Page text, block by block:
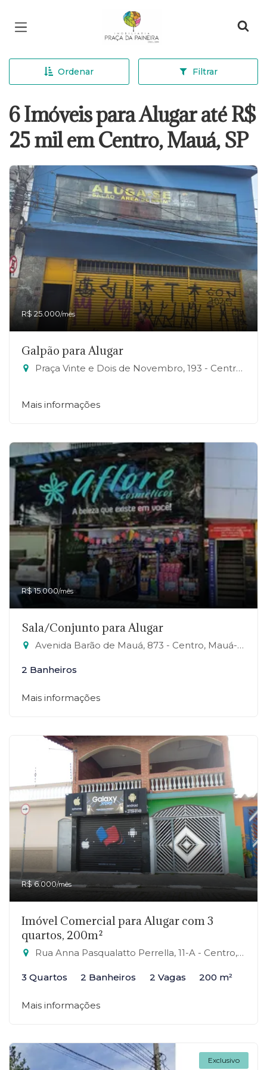
Página inicial
Ordenar Filtrar
6 Imóveis para Alugar até R$
25 mil em Centro, Mauá, SP
R$ 25.000/mês
Galpão para Alugar
Praça Vinte e Dois de Novembro, 193 - Centro, Mauá-SP
Mais informações
R$ 15.000/mês
Sala/Conjunto para Alugar
Avenida Barão de Mauá, 873 - Centro, Mauá-SP
2 Banheiros
Mais informações
R$ 6.000/mês
Imóvel Comercial para Alugar com 3
quartos, 200m²
Rua Anna Pasqualatto Perrella, 11-A - Centro, Mauá-SP
3 Quartos 2 Banheiros 2 Vagas 200 m²
Mais informações
Exclusivo